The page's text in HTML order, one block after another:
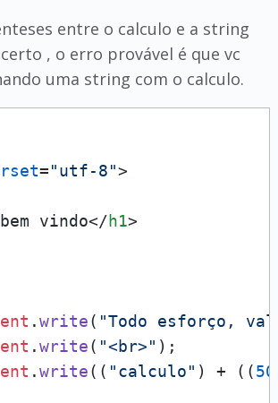
entre o calculo e a string
, o erro provável é que vc
uma string com o calculo.
="utf-8">
vindo</h1>
.write( "Todo esforço,
.write( "<br>" );
.write(( "calculo" ) + ((50